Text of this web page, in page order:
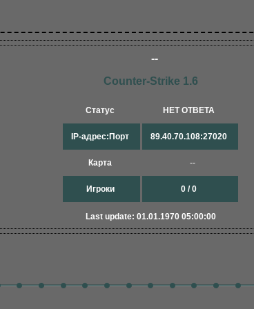
--
Counter-Strike 1.6
Статус
IP-адрес:Порт
Карта
Игроки
НЕТ ОТВЕТА
89.40.70.108:27020
--
0 / 0
Last update: 01.01.1970 05:00:00